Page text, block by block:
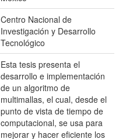
Centro Nacional de
Investigación y Desarrollo
Tecnológico
Esta tesis presenta el
desarrollo e implementación
de un algoritmo de
multimallas, el cual, desde el
punto de vista de tiempo de
computacional, se usa para
mejorar y hacer eficiente los